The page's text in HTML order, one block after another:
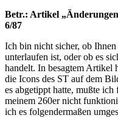
Betr.: Artikel
6/87
Ich bin nicht sicher, ob
unterlaufen ist, oder ob es
handelt. In besagtem Artikel
die Icons des ST auf dem
es abgetippt hatte, mußte ich
meinem 260er nicht
ich es folgendermaßen